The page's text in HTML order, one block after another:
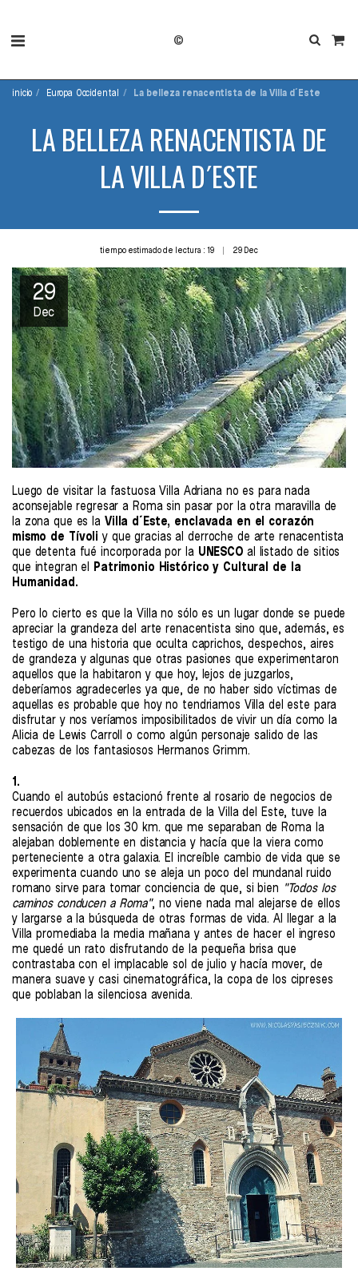
©
inicio Europa Occidental La belleza renacentista de la Villa d´Este
LA BELLEZA RENACENTISTA DE
LA VILLA D´ESTE
tiempo estimado de lectura : 19 29 Dec
29
Dec
Luego de visitar la fastuosa Villa Adriana no es para nada
aconsejable regresar a Roma sin pasar por la otra maravilla de
la zona que es la Villa d´Este, enclavada en el corazón
mismo de Tívoli y que gracias al derroche de arte renacentista
que detenta fué incorporada por la UNESCOal listado de sitios
que integran el
Patrimonio Histórico y Cultural de la
Humanidad.
Pero lo cierto es que la Villa no sólo es un lugar donde se puede
apreciar la grandeza del arte renacentista sino que, además, es
testigo de una historia que oculta caprichos, despechos, aires
de grandeza y algunas que otras pasiones que experimentaron
aquellos que la habitaron y que hoy, lejos de juzgarlos,
deberíamos agradecerles ya que, de no haber sido víctimas de
aquellas es probable que hoy no tendriamos Villa del este para
disfrutar y nos veríamos imposibilitados de vivir un día como la
Alicia de Lewis Carroll o como algún personaje salido de las
cabezas de los fantasiosos Hermanos Grimm.
1.
Cuando el autobús estacionó frente al rosario de negocios de
recuerdos ubicados en la entrada de la Villa del Este, tuve la
sensación de que los 30 km. que me separaban de Roma la
alejaban doblemente en distancia y hacía que la viera como
perteneciente a otra galaxia. El increíble cambio de vida que se
experimenta cuando uno se aleja un poco del mundanal ruido
romano sirve para tomar conciencia de que, si bien "Todos los
caminos conducen a Roma", no viene nada mal alejarse de ellos
y largarse a la búsqueda de otras formas de vida. Al llegar a la
Villa promediaba la media mañana y antes de hacer el ingreso
me quedé un rato disfrutando de la pequeña brisa que
contrastaba con el implacable sol de julio y hacía mover, de
manera suave y casi cinematográfica, la copa de los cipreses
que poblaban la silenciosa avenida.